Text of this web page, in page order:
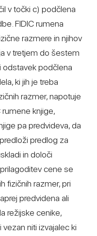
v točki c) podčlena
FIDIC rumena
razmere in njihov
v tretjem do šestem
odstavek podčlena
ki jih je treba
razmer, napotuje
knjige,
pa predvideva, da
predlog za
in določi
cene se
fizičnih razmer, pri
predvidena ali
režijske cenike,
niti izvajalec ki